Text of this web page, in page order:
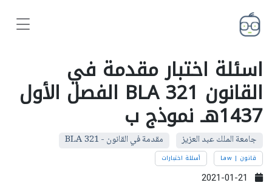
اسئلة اختبار مقدمة في
القانون BLA 321 الفصل الأول
1437هـ نموذج ب
جامعة الملك عبد العزيز مقدمة في القانون - BLA 321
قانون | Law أسئلة اختبارات